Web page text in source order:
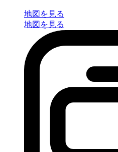
地図を見る
地図を見る